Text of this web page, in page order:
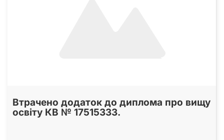
Втрачено додаток до диплома про вищу
освіту КВ № 17515333.